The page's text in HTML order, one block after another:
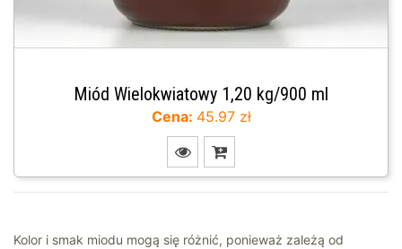
Miód Wielokwiatowy 1,20 kg/900 ml
Cena: 45.97 zł
Kolor i smak miodu mogą się różnić, ponieważ zależą od